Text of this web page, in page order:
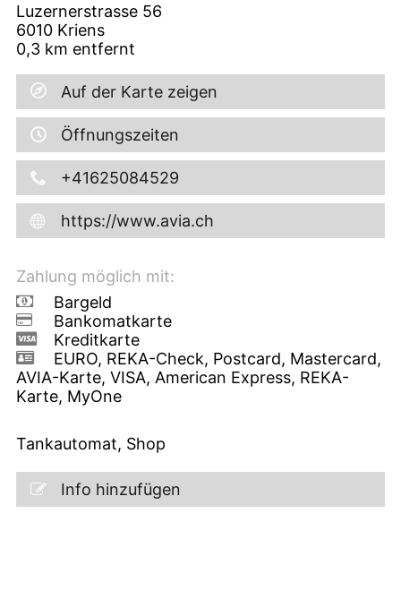
Luzernerstrasse 56
6010 Kriens
0,3 km entfernt
Auf der Karte zeigen
Öffnungszeiten
+41625084529
https://www.avia.ch
Zahlung möglich mit:
Bargeld
Bankomatkarte
Kreditkarte
EURO, REKA-Check, Postcard, Mastercard,
AVIA-Karte, VISA, American Express, REKA-
Karte, MyOne
Tankautomat, Shop
Info hinzufügen